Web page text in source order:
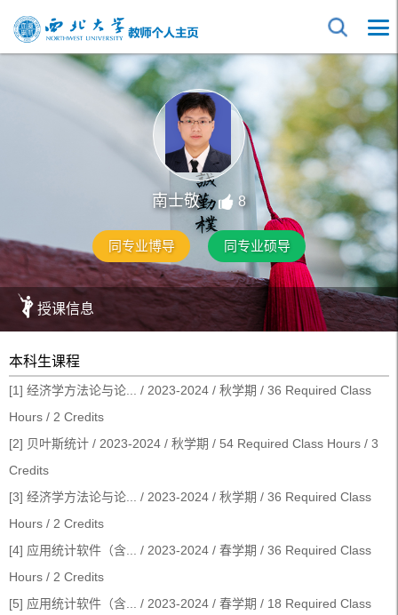
南士敬 8
同专业博导 同专业硕导
授课信息
本科生课程
[1] 经济学方法论与论... / 2023-2024 / 秋学期 / 36 Required Class
Hours / 2 Credits
[2] 贝叶斯统计 / 2023-2024 / 秋学期 / 54 Required Class Hours / 3
Credits
[3] 经济学方法论与论... / 2023-2024 / 秋学期 / 36 Required Class
Hours / 2 Credits
[4] 应用统计软件（含... / 2023-2024 / 春学期 / 36 Required Class
Hours / 2 Credits
[5] 应用统计软件（含... / 2023-2024 / 春学期 / 18 Required Class